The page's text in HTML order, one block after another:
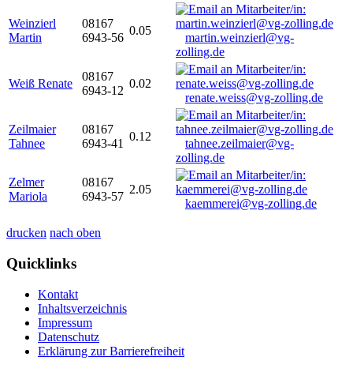
Weinzierl
Martin
08167
6943-56
0.05
martin.weinzierl@vg-
zolling.de
Weiß Renate
08167
6943-12
0.02
renate.weiss@vg-zolling.de
Zeilmaier
Tahnee
08167
6943-41
0.12
tahnee.zeilmaier@vg-
zolling.de
Zelmer
Mariola
08167
6943-57
2.05
kaemmerei@vg-zolling.de
drucken nach oben
Quicklinks
Kontakt
Inhaltsverzeichnis
Impressum
Datenschutz
Erklärung zur Barrierefreiheit